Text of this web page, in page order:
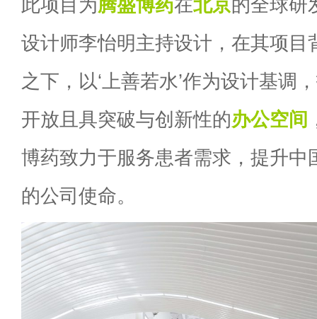
此项目为腾盛博药在北京的全球研
设计师李怡明主持设计，在其项目
之下，以‘上善若水’作为设计基调
开放且具突破与创新性的办公空间
博药致力于服务患者需求，提升中
的公司使命。